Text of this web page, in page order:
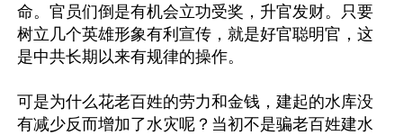
命。官员们倒是有机会立功受奖，升官发财。只要
树立几个英雄形象有利宣传，就是好官聪明官，这
是中共长期以来有规律的操作。
可是为什么花老百姓的劳力和金钱，建起的水库没
有减少反而增加了水灾呢？当初不是骗老百姓建水